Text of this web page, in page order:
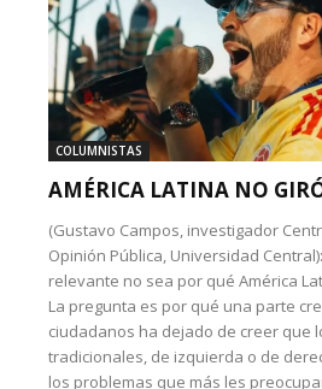
COLUMNISTAS
AMÉRICA LATINA NO
(Gustavo Campos, investigador
Opinión Pública, Universidad
relevante no sea por qué América
La pregunta es por qué una parte
ciudadanos ha dejado de creer que
tradicionales, de izquierda o de
los problemas que más les